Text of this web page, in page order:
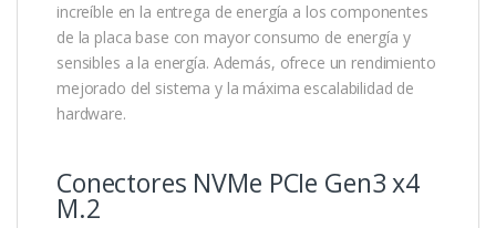
increíble en la entrega de energía a los componentes
de la placa base con mayor consumo de energía y
sensibles a la energía. Además, ofrece un rendimiento
mejorado del sistema y la máxima escalabilidad de
hardware.
Conectores NVMe PCIe Gen3 x4
M.2